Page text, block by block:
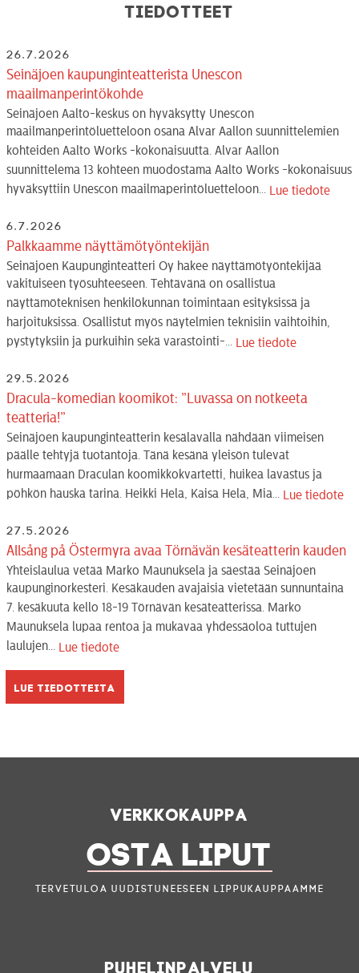
Tiedotteet
26.7.2026
Seinäjoen kaupunginteatterista Unescon
maailmanperintökohde
Seinäjoen Aalto-keskus on hyväksytty Unescon
maailmanperintöluetteloon osana Alvar Aallon suunnittelemien
kohteiden Aalto Works -kokonaisuutta. Alvar Aallon
suunnittelema 13 kohteen muodostama Aalto Works -kokonaisuus
hyväksyttiin Unescon maailmaperintöluetteloon... Lue tiedote
6.7.2026
Palkkaamme näyttämötyöntekijän
Seinäjoen Kaupunginteatteri Oy hakee näyttämötyöntekijää
vakituiseen työsuhteeseen. Tehtävänä on osallistua
näyttämöteknisen henkilökunnan toimintaan esityksissä ja
harjoituksissa. Osallistut myös näytelmien teknisiin vaihtoihin,
pystytyksiin ja purkuihin sekä varastointi-... Lue tiedote
29.5.2026
Dracula-komedian koomikot: ”Luvassa on notkeeta
teatteria!”
Seinäjoen kaupunginteatterin kesälavalla nähdään viimeisen
päälle tehtyjä tuotantoja. Tänä kesänä yleisön tulevat
hurmaamaan Draculan koomikkokvartetti, huikea lavastus ja
pöhkön hauska tarina. Heikki Hela, Kaisa Hela, Mia... Lue tiedote
27.5.2026
Allsång på Östermyra avaa Törnävän kesäteatterin kauden
Yhteislaulua vetää Marko Maunuksela ja säestää Seinäjoen
kaupunginorkesteri. Kesäkauden avajaisia vietetään sunnuntaina
7. kesäkuuta kello 18-19 Törnävän kesäteatterissa. Marko
Maunuksela lupaa rentoa ja mukavaa yhdessäoloa tuttujen
laulujen... Lue tiedote
Lue tiedotteita
Verkkokauppa
OSTA LIPUT
Tervetuloa uudistuneeseen lippukauppaamme
Puhelinpalvelu